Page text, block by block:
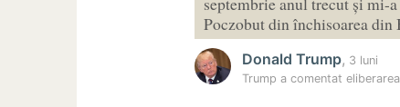
Poczobut din închisoarea
Donald Trump, 3 luni
Trump a comentat